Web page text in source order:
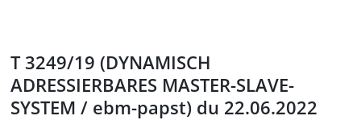
T 3249/19 (DYNAMISCH
ADRESSIERBARES MASTER-SLAVE-
SYSTEM / ebm-papst) du 22.06.2022